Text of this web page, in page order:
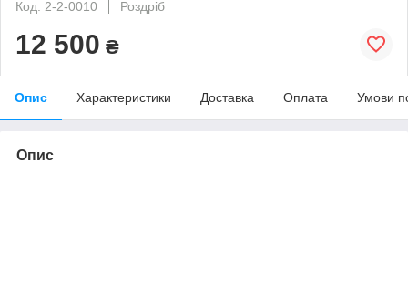
Код: 2-2-0010
Роздріб
12 500 ₴
Опис Характеристики Доставка Оплата Умови
Опис